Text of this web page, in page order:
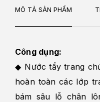
MÔ TẢ SẢN PHẨM
Công dụng:
◆ Nước tẩy trang
hoàn toàn các lớp
bám sâu lỗ chân